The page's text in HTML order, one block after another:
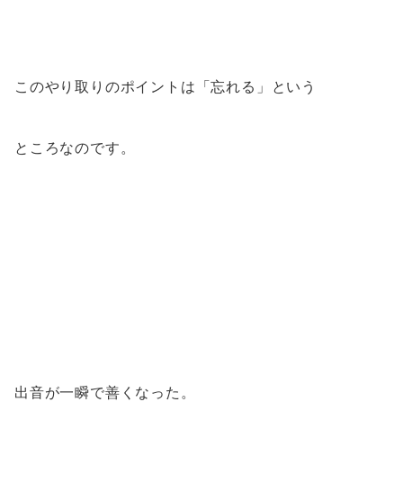
このやり取りのポイントは「忘れる」という
ところなのです。
出音が一瞬で善くなった。